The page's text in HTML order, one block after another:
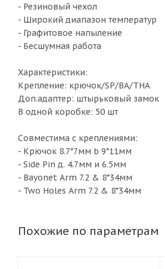
- Резиновый чехол
- Широкий диапазон температур
- Графитовое напыление
- Бесшумная работа
Характеристики:
Крепление: крючок/SP/BA/THA
Доп.адаптер: штырьковый замок
В одной коробке: 50 шт
Совместима с креплениями:
- Крючок 8.7*7мм b 9*11мм
- Side Pin д. 4.7мм и 6.5мм
- Bayonet Arm 7.2 & 8*34мм
- Two Holes Arm 7.2 & 8*34мм
Похожие по параметрам